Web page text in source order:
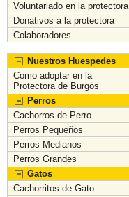
Voluntariado en la protectora
Donativos a la protectora
Colaboradores
Nuestros Huespedes
Como adoptar en la
Protectora de Burgos
Perros
Cachorros de Perro
Perros Pequeños
Perros Medianos
Perros Grandes
Gatos
Cachorritos de Gato